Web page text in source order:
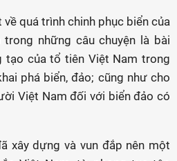
quá trình chinh phục biển của
những câu chuyện là bài
tạo của tổ tiên Việt Nam trong
phá biển, đảo; cũng như cho
Việt Nam đối với biển đảo có
xây dựng và vun đắp nên một